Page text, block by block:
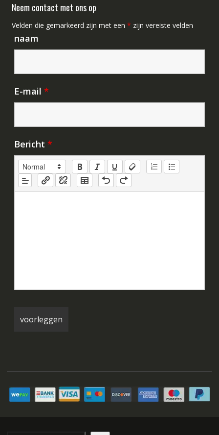
Neem contact met ons op
Velden die gemarkeerd zijn met een * zijn vereiste velden
naam
E-mail *
Bericht *